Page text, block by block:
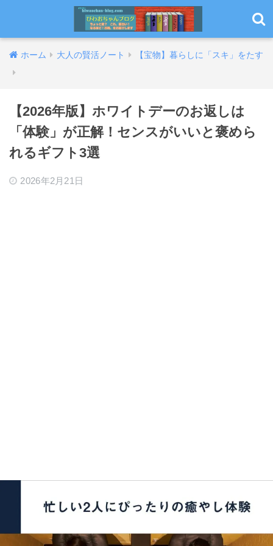
ホーム 大人の賢活ノート 【宝物】暮らしに「スキ」をたす
【2026年版】ホワイトデーのお返しは
「体験」が正解！センスがいいと褒めら
れるギフト3選
2026年2月21日